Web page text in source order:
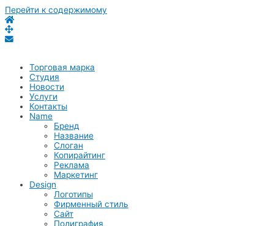
Перейти к содержимому
Торговая марка
Студия
Новости
Услуги
Контакты
Name
Бренд
Название
Слоган
Копирайтинг
Реклама
Маркетинг
Design
Логотипы
Фирменный стиль
Сайт
Полиграфия